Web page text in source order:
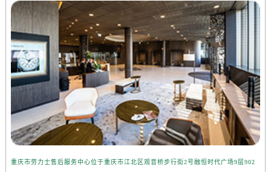
重庆市劳力士售后服务中心位于重庆市江北区观音桥步行街2号融恒时代广场9层902